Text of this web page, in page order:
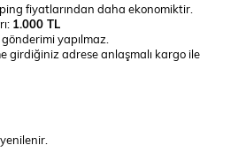
fiyatlarından daha ekonomiktir.
1.000 TL
yapılmaz.
girdiğiniz adrese anlaşmalı kargo ile